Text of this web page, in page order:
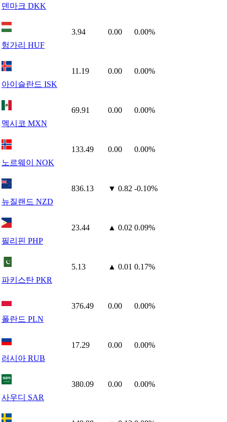
덴마크 DKK
헝가리 HUF
3.94 0.00 0.00%
아이슬란드 ISK
11.19 0.00 0.00%
멕시코 MXN
69.91 0.00 0.00%
노르웨이 NOK
133.49 0.00 0.00%
뉴질랜드 NZD
836.13 ▼ 0.82 -0.10%
필리핀 PHP
23.44 ▲ 0.02 0.09%
파키스탄 PKR
5.13 ▲ 0.01 0.17%
폴란드 PLN
376.49 0.00 0.00%
러시아 RUB
17.29 0.00 0.00%
사우디 SAR
380.09 0.00 0.00%